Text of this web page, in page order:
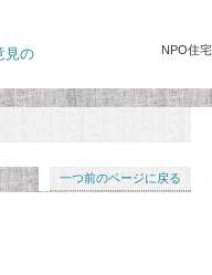
NPO住
見の
一つ前のページに戻る